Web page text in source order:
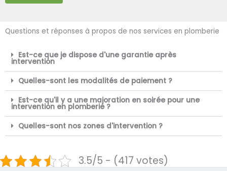
Questions et réponses à propos de nos services en plomberie
Est-ce que je dispose d'une garantie après
intervention
Quelles-sont les modalités de paiement ?
Est-ce qu'il y a une majoration en soirée pour une
intervention en plomberie ?
Quelles-sont nos zones d'intervention ?
3.5/5 - (417 votes)